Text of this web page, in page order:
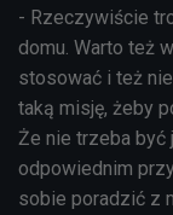
- Rzeczywiście
domu. Warto też
stosować i też
taką misję, żeby
Że nie trzeba być
odpowiednim
sobie poradzić z